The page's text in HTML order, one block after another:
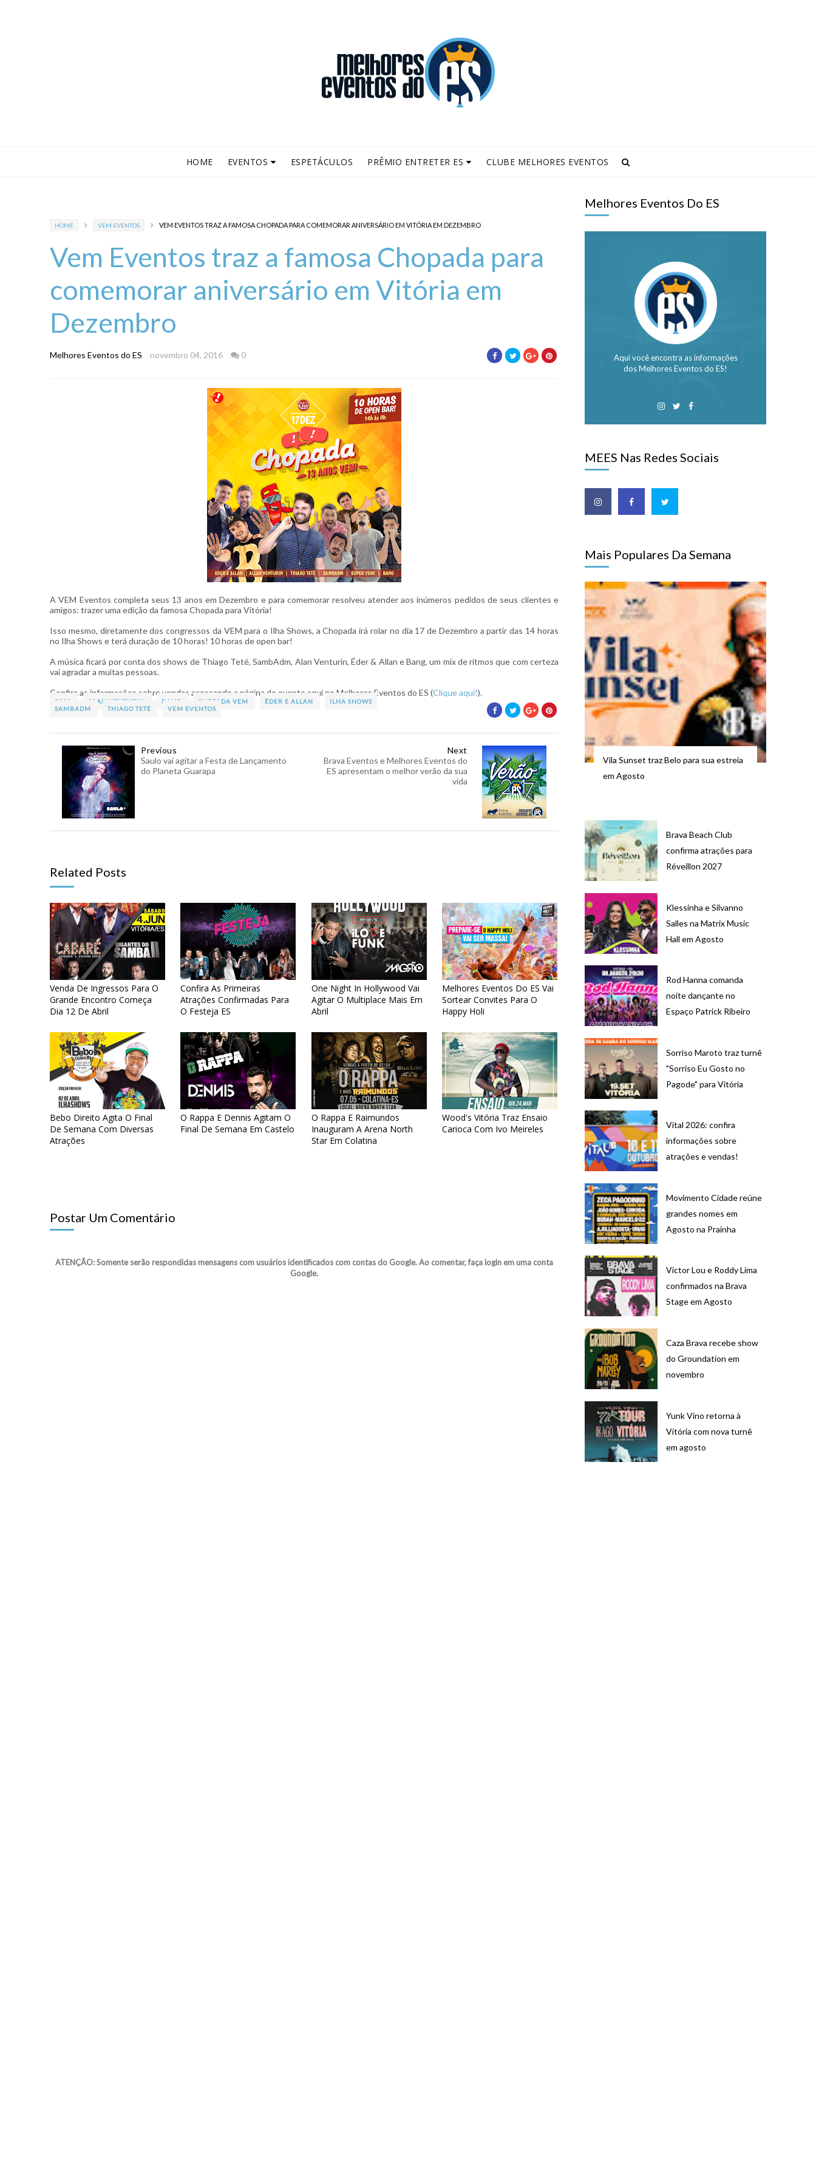
HOME EVENTOS ESPETÁCULOS PRÊMIO ENTRETER ES CLUBE MELHORES EVENTOS
HOME VEM EVENTOS VEM EVENTOS TRAZ A FAMOSA CHOPADA PARA COMEMORAR ANIVERSÁRIO EM VITÓRIA EM DEZEMBRO
Vem Eventos traz a famosa Chopada para
comemorar aniversário em Vitória em
Dezembro
Melhores Eventos do ES novembro 04, 2016 0
A VEM Eventos completa seus 13 anos em Dezembro e para comemorar resolveu atender aos inúmeros pedidos de seus clientes e
amigos: trazer uma edição da famosa Chopada para Vitória!
Isso mesmo, diretamente dos congressos da VEM para o Ilha Shows, a Chopada irá rolar no dia 17 de Dezembro a partir das 14 horas
no Ilha Shows e terá duração de 10 horas! 10 horas de open bar!
A música ficará por conta dos shows de Thiago Teté, SambAdm, Alan Venturin, Éder & Allan e Bang, um mix de ritmos que com certeza
vai agradar a muitas pessoas.
Confira as informações sobre vendas acessando a página do evento aqui no Melhores Eventos do ES (Clique aqui!).
2016 ALAN VENTURIN BANG CHOPADA VEM ÉDER E ALLAN
ILHA SHOWS
SAMBADM
THIAGO TETÉ VEM EVENTOS
Next
Brava Eventos e Melhores Eventos do
ES apresentam o melhor verão da sua
vida
Previous
Saulo vai agitar a Festa de Lançamento
do Planeta Guarapa
Related Posts
Venda De Ingressos Para O
Grande Encontro Começa
Dia 12 De Abril
Confira As Primeiras
Atrações Confirmadas Para
O Festeja ES
One Night In Hollywood Vai
Agitar O Multiplace Mais Em
Abril
Melhores Eventos Do ES Vai
Sortear Convites Para O
Happy Holi
Bebo Direito Agita O Final
De Semana Com Diversas
Atrações
O Rappa E Dennis Agitam O
Final De Semana Em Castelo
O Rappa E Raimundos
Inauguram A Arena North
Star Em Colatina
Wood's Vitória Traz Ensaio
Carioca Com Ivo Meireles
Postar Um Comentário
ATENÇÃO: Somente serão respondidas mensagens com usuários identificados com contas do Google. Ao comentar, faça login em uma conta
Google.
Melhores Eventos Do ES
Aqui você encontra as informações
dos Melhores Eventos do ES!
MEES Nas Redes Sociais
Mais Populares Da Semana
Vila Sunset traz Belo para sua estreia
em Agosto
Brava Beach Club
confirma atrações para
Réveillon 2027
Klessinha e Silvanno
Salles na Matrix Music
Hall em Agosto
Rod Hanna comanda
noite dançante no
Espaço Patrick Ribeiro
Sorriso Maroto traz turnê
"Sorriso Eu Gosto no
Pagode" para Vitória
Vital 2026: confira
informações sobre
atrações e vendas!
Movimento Cidade reúne
grandes nomes em
Agosto na Prainha
Victor Lou e Roddy Lima
confirmados na Brava
Stage em Agosto
Caza Brava recebe show
do Groundation em
novembro
Yunk Vino retorna à
Vitória com nova turnê
em agosto